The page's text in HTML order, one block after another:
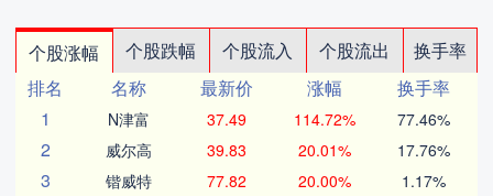
个股涨幅 个股跌幅 个股流入 个股流出
换手率
排名
名称 最新价 涨幅
换手率
1
N津富 37.49 114.72% 77.46%
2 威尔高 39.83 20.01% 17.76%
3 锴威特 77.82 20.00% 1.17%